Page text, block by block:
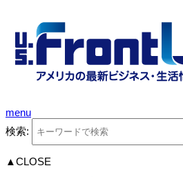
menu
検索:
▲CLOSE